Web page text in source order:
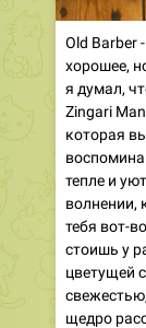
Old
хорошее,
я думал,
Zingari
которая
тепле и
волнении,
тебя вот-
стоишь у
цветущей
щедро